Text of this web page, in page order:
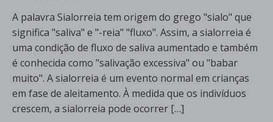
A palavra Sialorreia tem origem do grego "sialo" que
significa "saliva" e "-reia" "fluxo". Assim, a sialorreia é
uma condição de fluxo de saliva aumentado e também
é conhecida como "salivação excessiva" ou "babar
muito". A sialorreia é um evento normal em crianças
em fase de aleitamento. À medida que os indivíduos
crescem, a sialorreia pode ocorrer […]